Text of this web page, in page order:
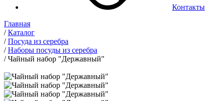
Контакты
Главная
/Каталог
/Посуда из серебра
/Наборы посуды из серебра
/Чайный набор "Державный"